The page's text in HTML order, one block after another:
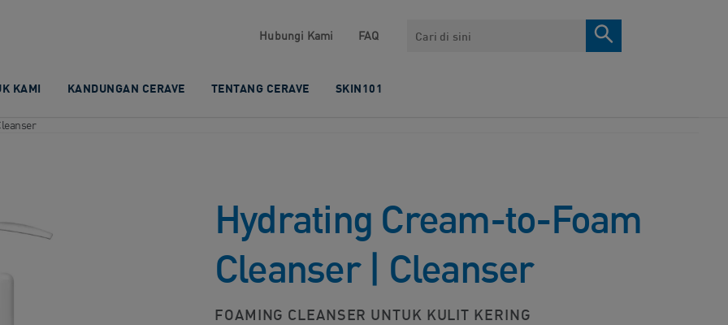
Hubungi Kami​ FAQ Search
KAMI​ KANDUNGAN CERAVE​ TENTANG CERAVE SKIN101
Hydrating Cream-to-Foam
Cleanser | Cleanser
FOAMING CLEANSER UNTUK KULIT KERING